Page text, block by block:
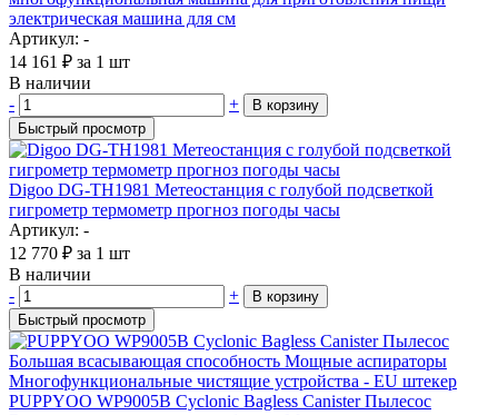
электрическая машина для см
Артикул: -
14 161 ₽ за 1 шт
В наличии
-
+
В корзину
Быстрый просмотр
Digoo DG-TH1981 Метеостанция с голубой подсветкой
гигрометр термометр прогноз погоды часы
Артикул: -
12 770 ₽ за 1 шт
В наличии
-
+
В корзину
Быстрый просмотр
PUPPYOO WP9005B Cyclonic Bagless Canister Пылесос